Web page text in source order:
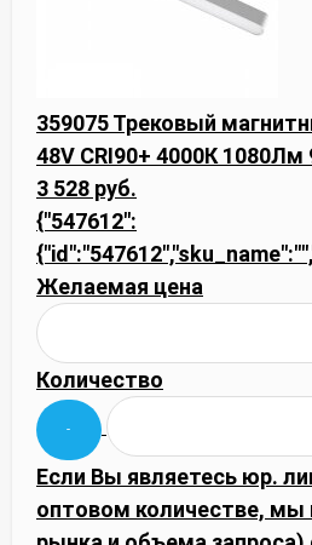
359075 Трековый
48V CRI90+ 4000К 1080Лм
3 528 руб.
{"547612":
Желаемая цена
Количество
Если Вы являетесь юр.
оптовом количестве,